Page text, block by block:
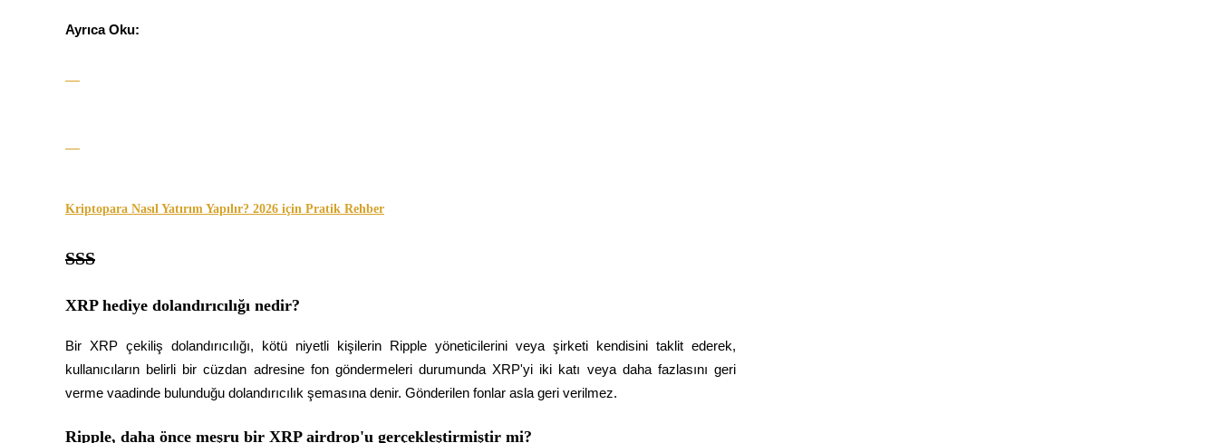
Krediler
Kripto destekli borçlanma hizmeti
Ayrıca Oku:
Kriptopara Nasıl Yatırım Yapılır? 2026 için Pratik Rehber
SSS
XRP hediye dolandırıcılığı nedir?
Bir XRP çekiliş dolandırıcılığı, kötü niyetli kişilerin Ripple yöneticilerini veya şirketi kendisini taklit ederek,
kullanıcıların belirli bir cüzdan adresine fon göndermeleri durumunda XRP'yi iki katı veya daha fazlasını geri
verme vaadinde bulunduğu dolandırıcılık şemasına denir. Gönderilen fonlar asla geri verilmez.
Ripple, daha önce meşru bir XRP airdrop'u gerçekleştirmiştir mi?